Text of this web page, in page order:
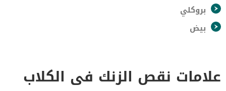
بروكلي
بيض
علامات نقص الزنك فى الكلاب